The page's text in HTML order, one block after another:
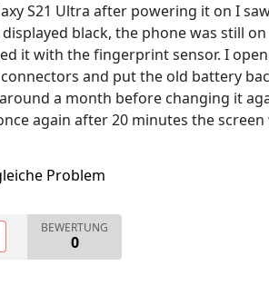
S21 Ultra after powering it on I
black, the phone was still
it with the fingerprint sensor. I
and put the old battery
a month before changing it
again after 20 minutes the screen
Problem
BEWERTUNG
0